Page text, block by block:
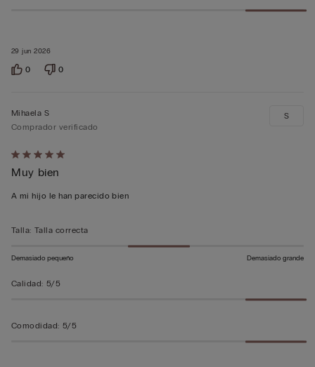
29 jun 2026
0 0
Calificación
de
5
5
Mihaela S
Comprador verificado
Muy bien
A mi hijo le han parecido bien
S
Talla: Talla correcta
Demasiado pequeño Demasiado grande
Calidad: 5/5
Comodidad: 5/5